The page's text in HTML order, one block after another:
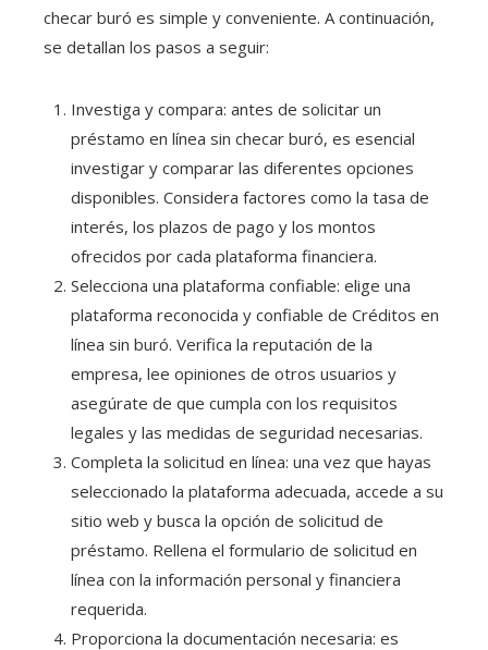
checar buró es simple y conveniente. A continuación,
se detallan los pasos a seguir:
Investiga y compara: antes de solicitar un
préstamo en línea sin checar buró, es esencial
investigar y comparar las diferentes opciones
disponibles. Considera factores como la tasa de
interés, los plazos de pago y los montos
ofrecidos por cada plataforma financiera.
Selecciona una plataforma confiable: elige una
plataforma reconocida y confiable de Créditos en
línea sin buró. Verifica la reputación de la
empresa, lee opiniones de otros usuarios y
asegúrate de que cumpla con los requisitos
legales y las medidas de seguridad necesarias.
Completa la solicitud en línea: una vez que hayas
seleccionado la plataforma adecuada, accede a su
sitio web y busca la opción de solicitud de
préstamo. Rellena el formulario de solicitud en
línea con la información personal y financiera
requerida.
Proporciona la documentación necesaria: es